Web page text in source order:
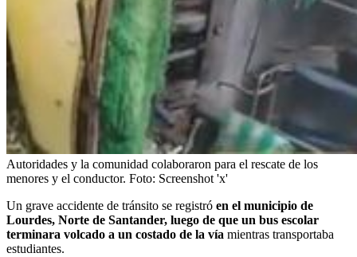
Autoridades y la comunidad colaboraron para el rescate de los
menores y el conductor. Foto: Screenshot 'x'
Un grave accidente de tránsito se registró en el municipio de
Lourdes, Norte de Santander, luego de que un bus escolar
terminara volcado a un costado de la vía mientras transportaba
estudiantes.